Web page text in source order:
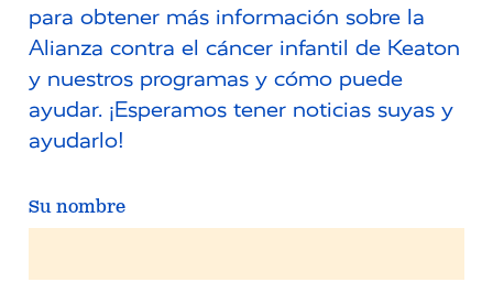
para obtener más información sobre la
Alianza contra el cáncer infantil de Keaton
y nuestros programas y cómo puede
ayudar. ¡Esperamos tener noticias suyas y
ayudarlo!
Su nombre